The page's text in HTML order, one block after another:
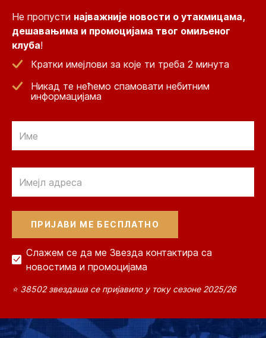
Не пропусти најважније новости о утакмицама,
дешавањима и промоцијама твог омиљеног
клуба!
Кратки имејлови за које ти треба 2 минута
Никад те нећемо спамовати небитним
информацијама
Слажем се да ме Звезда контактира са
новостима и промоцијама
⭐ 38502 звездаша се пријавило у току сезоне 2025/26